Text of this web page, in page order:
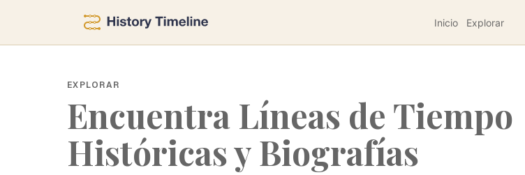
Inicio Explorar
EXPLORAR
Encuentra Líneas de Tiempo
Históricas y Biografías